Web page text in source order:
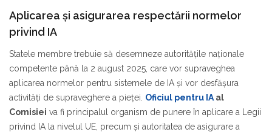
Aplicarea și asigurarea respectării normelor
privind IA
Statele membre trebuie să desemneze autoritățile naționale
competente până la 2 august 2025, care vor supraveghea
aplicarea normelor pentru sistemele de IA și vor desfășura
activități de supraveghere a pieței. Oficiul pentru IA al
Comisiei va fi principalul organism de punere în aplicare a Legii
privind IA la nivelul UE, precum și autoritatea de asigurare a